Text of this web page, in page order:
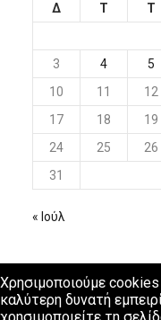
Δ
Τ Τ
3
4 5
10
11 12
17
18 19
24
25 26
31
« Ιούλ
Χρησιμοποιούμε
καλύτερη δυνατή